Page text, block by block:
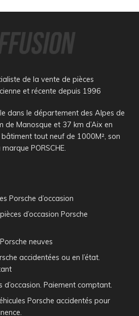
de la vente de pièces
et récente depuis 1996
dans le département des Alpes de
de Manosque et 37 km d’Aix en
bâtiment tout neuf de 1000M², son
PORSCHE.
Porsche d’occasion
d’occasion Porsche
neuves
accidentées ou en l’état.
d’occasion. Paiement comptant.
Porsche accidentés pour